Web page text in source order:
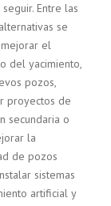
Entre las
se
mejorar el
del yacimiento,
pozos,
proyectos de
secundaria o
la
de pozos
sistemas
artificial y